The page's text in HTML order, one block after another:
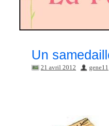
Un
21 avril 2012 gene11